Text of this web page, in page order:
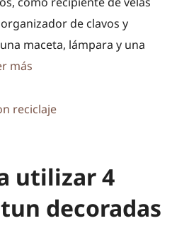
de clavos y
maceta, lámpara y una
más
reciclaje
utilizar 4
decoradas